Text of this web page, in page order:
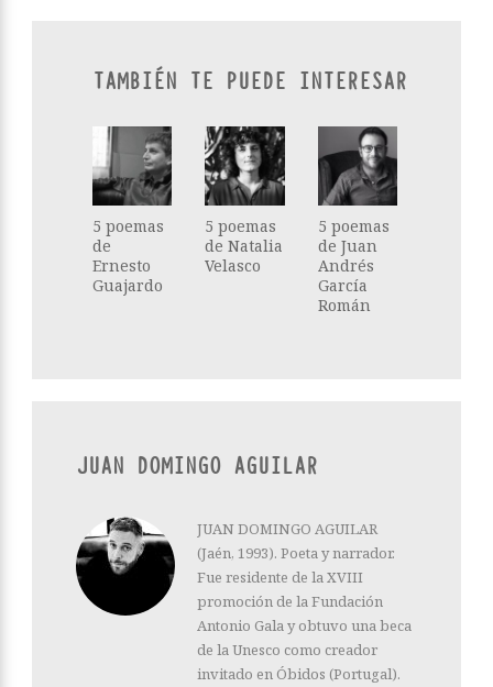
TAMBIÉN TE PUEDE INTERESAR
5 poemas
de
Ernesto
Guajardo
5 poemas
de Natalia
Velasco
5 poemas
de Juan
Andrés
García
Román
JUAN DOMINGO AGUILAR
JUAN DOMINGO AGUILAR
(Jaén, 1993). Poeta y narrador.
Fue residente de la XVIII
promoción de la Fundación
Antonio Gala y obtuvo una beca
de la Unesco como creador
invitado en Óbidos (Portugal).